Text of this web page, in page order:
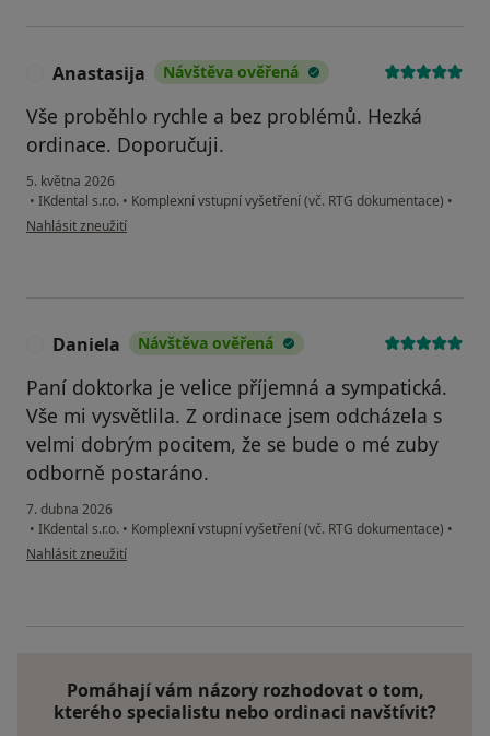
Anastasija Návštěva ověřená
Vše proběhlo rychle a bez problémů. Hezká
ordinace. Doporučuji.
5. května 2026
• IKdental s.r.o. • Komplexní vstupní vyšetření (vč. RTG dokumentace) •
podle názoru uživatele Anastasija
Nahlásit zneužití
Daniela Návštěva ověřená
Paní doktorka je velice příjemná a sympatická.
Vše mi vysvětlila. Z ordinace jsem odcházela s
velmi dobrým pocitem, že se bude o mé zuby
odborně postaráno.
7. dubna 2026
• IKdental s.r.o. • Komplexní vstupní vyšetření (vč. RTG dokumentace) •
podle názoru uživatele Daniela
Nahlásit zneužití
Pomáhají vám názory rozhodovat o tom,
kterého specialistu nebo ordinaci navštívit?